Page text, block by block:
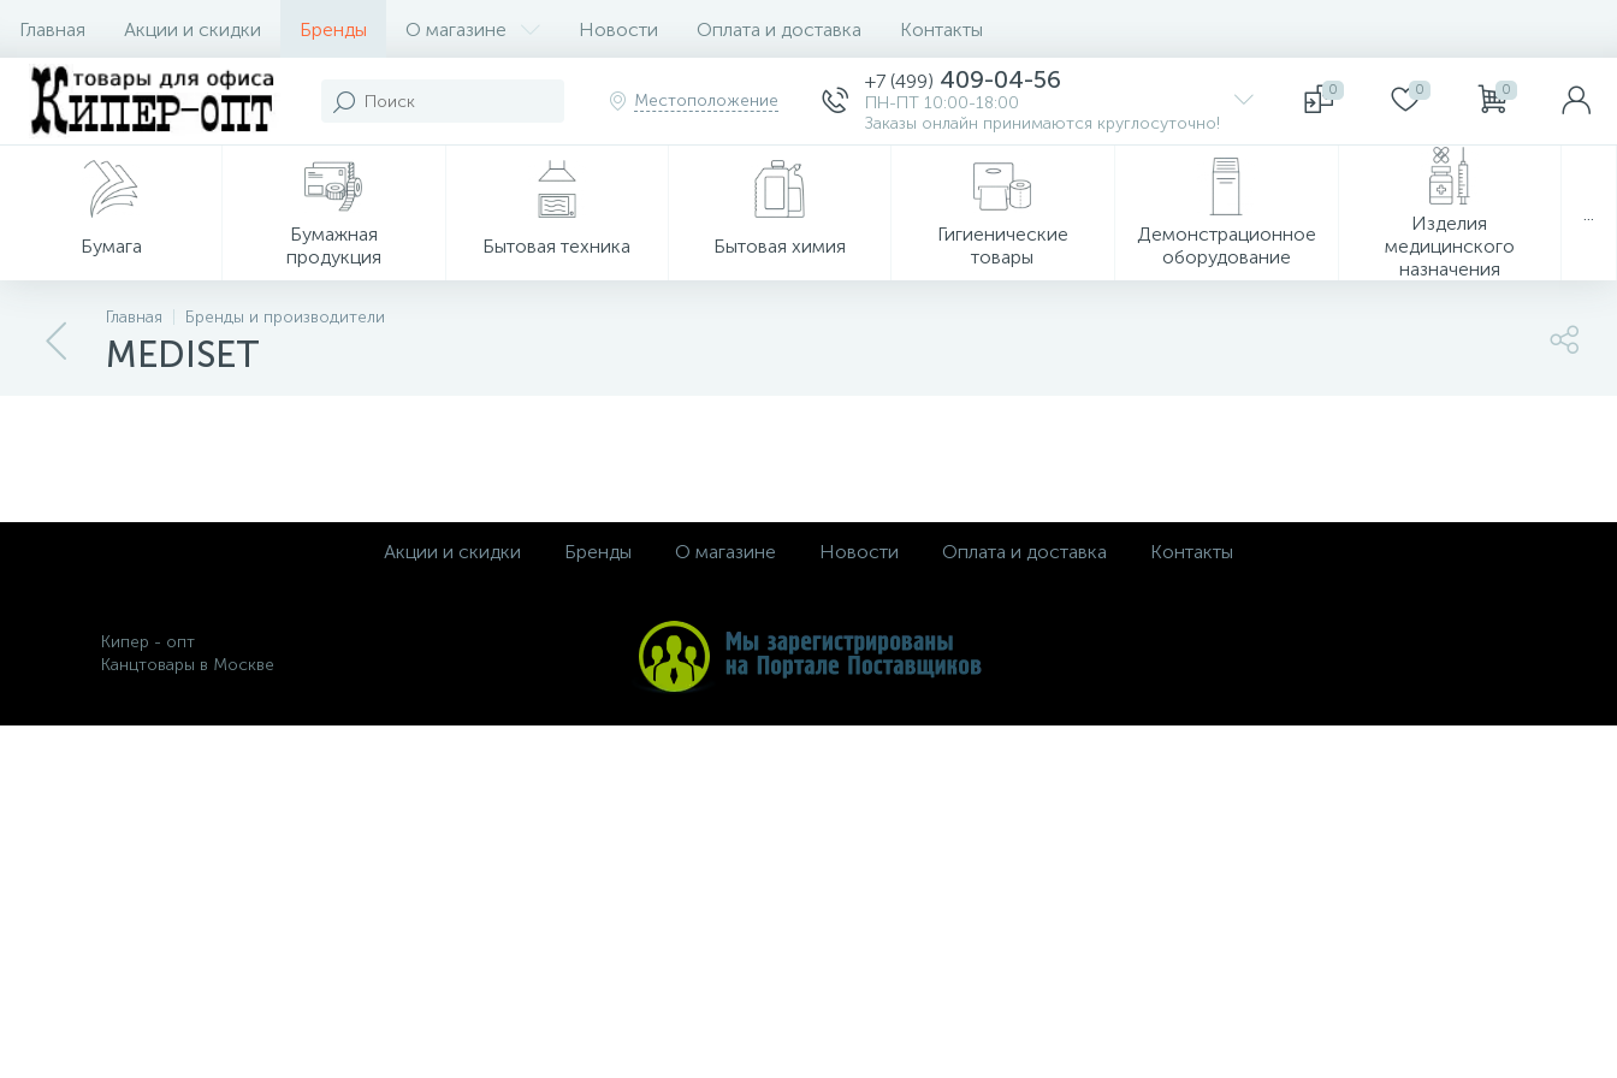
Главная Акции и скидки Бренды О магазине Новости Оплата и доставка Контакты
Местоположение
+7 (499) 409-04-56
ПН-ПТ 10:00-18:00
Заказы онлайн принимаются круглосуточно!
0 0 0
Бумага
Бумажная
продукция
Бытовая техника Бытовая химия
Гигиенические
товары
Демонстрационное
оборудование
Изделия
медицинского
назначения
Главная Бренды и производители
MEDISET
Акции и скидки Бренды О магазине Новости Оплата и доставка Контакты
Кипер - опт
Канцтовары в Москве